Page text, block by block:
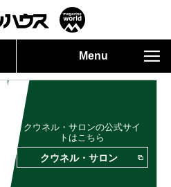
Menu
クウネル・サロンの公式サイ
トはこちら
クウネル・サロン